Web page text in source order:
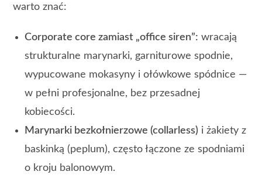
warto znać:
Corporate core zamiast „office siren”: wracają
strukturalne marynarki, garniturowe spodnie,
wypucowane mokasyny i ołówkowe spódnice —
w pełni profesjonalne, bez przesadnej
kobiecości.
Marynarki bezkołnierzowe (collarless) i żakiety z
baskinką (peplum), często łączone ze spodniami
o kroju balonowym.